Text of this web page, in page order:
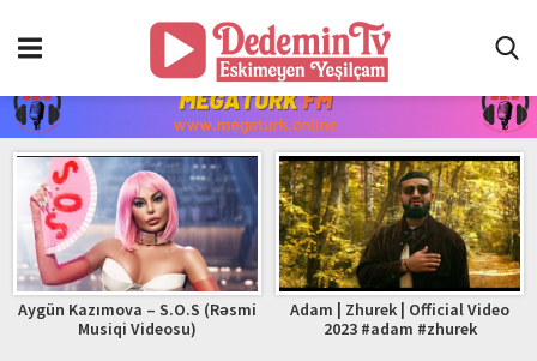
Aygün Kazımova – S.O.S (Rəsmi
Musiqi Videosu)
Adam | Zhurek | Official Video
2023 #adam #zhurek